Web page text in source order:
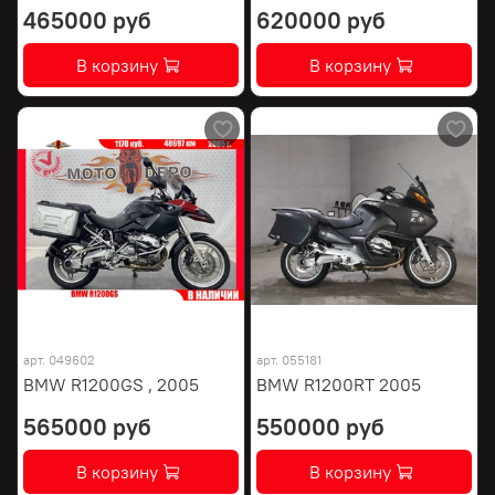
465000 руб
В корзину
620000 руб
В корзину
арт. 049602
BMW R1200GS , 2005
565000 руб
В корзину
арт. 055181
BMW R1200RT 2005
550000 руб
В корзину